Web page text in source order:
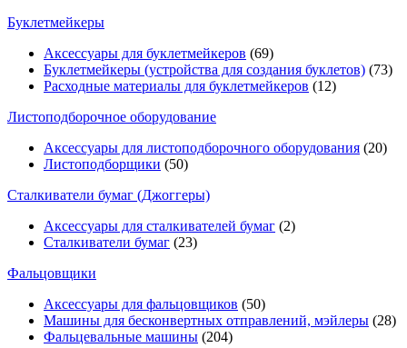
Буклетмейкеры
Аксессуары для буклетмейкеров (69)
Буклетмейкеры (устройства для создания буклетов) (73)
Расходные материалы для буклетмейкеров (12)
Листоподборочное оборудование
Аксессуары для листоподборочного оборудования (20)
Листоподборщики (50)
Сталкиватели бумаг (Джоггеры)
Аксессуары для сталкивателей бумаг (2)
Сталкиватели бумаг (23)
Фальцовщики
Аксессуары для фальцовщиков (50)
Машины для бесконвертных отправлений, мэйлеры (28)
Фальцевальные машины (204)